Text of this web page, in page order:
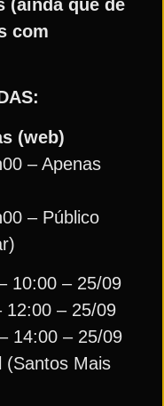
(ainda que de
com
(web)
– Apenas
– Público
10:00 – 25/09
12:00 – 25/09
14:00 – 25/09
(Santos Mais